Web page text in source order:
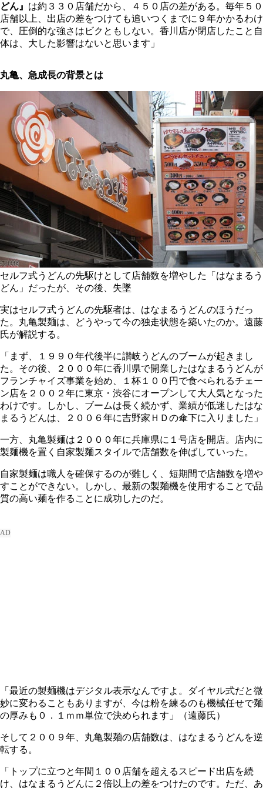
どん』 は約３３０店舗だから、４５０店の差がある。毎年５０
店舗以上、出店の差をつけても追いつくまでに９年かかるわけ
で、圧倒的な強さはビクともしない。香川店が閉店したこと自
体は、大した影響はないと思います」
丸亀、急成長の背景とは
セルフ式うどんの先駆けとして店舗数を増やした「はなまるう
どん」だったが、その後、失墜
実はセルフ式うどんの先駆者は、はなまるうどんのほうだっ
た。丸亀製麺は、どうやって今の独走状態を築いたのか。遠藤
氏が解説する。
「まず、１９９０年代後半に讃岐うどんのブームが起きまし
た。その後、２０００年に香川県で開業したはなまるうどんが
フランチャイズ事業を始め、１杯１００円で食べられるチェー
ン店を２００２年に東京・渋谷にオープンして大人気となった
わけです。しかし、ブームは長く続かず、業績が低迷したはな
まるうどんは、２００６年に吉野家ＨＤの傘下に入りました」
一方、丸亀製麺は２０００年に兵庫県に１号店を開店。店内に
製麺機を置く自家製麺スタイルで店舗数を伸ばしていった。
自家製麺は職人を確保するのが難しく、短期間で店舗数を増や
すことができない。しかし、最新の製麺機を使用することで品
質の高い麺を作ることに成功したのだ。
「最近の製麺機はデジタル表示なんですよ。ダイヤル式だと微
妙に変わることもありますが、今は粉を練るのも機械任せで麺
の厚みも０．１ｍｍ単位で決められます」（遠藤氏）
そして２００９年、丸亀製麺の店舗数は、はなまるうどんを逆
転する。
「トップに立つと年間１００店舗を超えるスピード出店を続
け、はなまるうどんに２倍以上の差をつけたのです。ただ、あ